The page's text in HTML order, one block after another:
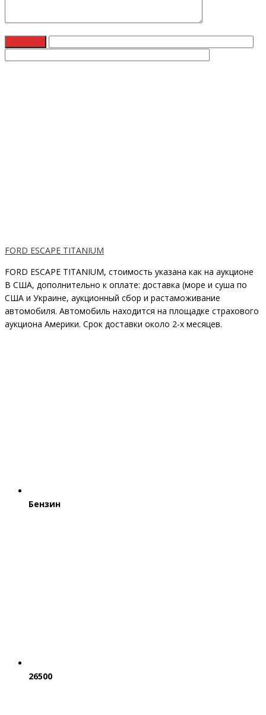
FORD ESCAPE TITANIUM
FORD ESCAPE TITANIUM, стоимость указана как на аукционе
В США, дополнительно к оплате: доставка (море и суша по
США и Украине, аукционный сбор и растаможивание
автомобиля. Автомобиль находится на площадке страхового
аукциона Америки. Срок доставки около 2-x месяцев.
Бензин
26500